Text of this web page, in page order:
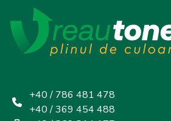
+40 / 786 481 478
+40 / 369 454 488